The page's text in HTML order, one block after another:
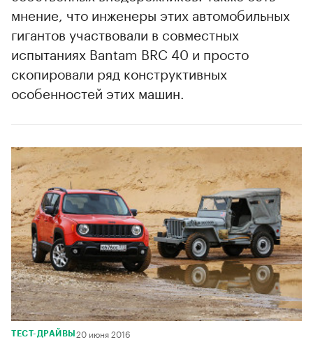
мнение, что инженеры этих автомобильных
гигантов участвовали в совместных
испытаниях Bantam BRC 40 и просто
скопировали ряд конструктивных
особенностей этих машин.
ТЕСТ-ДРАЙВЫ 20 июня 2016